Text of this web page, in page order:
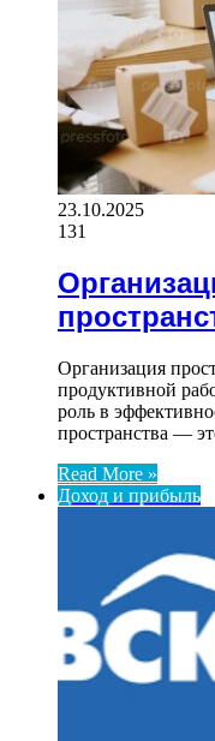
23.10.2025
131
Организация
продуктивной
роль в
пространства —
Read More »
Доход и прибыль